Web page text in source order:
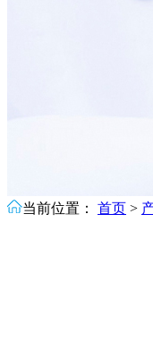
当前位置： 首页 >